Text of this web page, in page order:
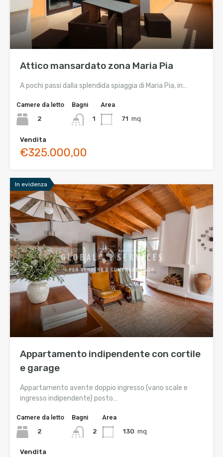
Attico mansardato zona Maria Pia
A pochi passi dalla splendida spiaggia di Maria Pia, in…
Camere da letto
2
Bagni
1
Area
71 mq
Vendita
€325.000,00
In evidenza
Appartamento indipendente con cortile
e garage
Appartamento avente doppio ingresso (vano scale e
ingresso indipendente) posto…
Camere da letto
2
Bagni
2
Area
130 mq
Vendita